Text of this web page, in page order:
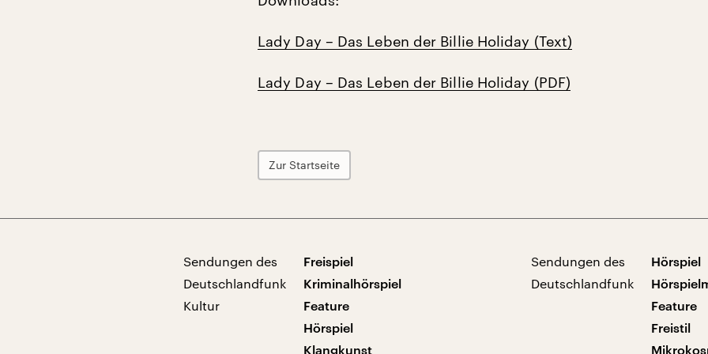
Lady Day – Das Leben der Billie Holiday (Text)
Lady Day – Das Leben der Billie Holiday (PDF)
Zur Startseite
Sendungen des
Deutschlandfunk
Kultur
Freispiel
Kriminalhörspiel
Feature
Hörspiel
Klangkunst
Sendungen des
Deutschlandfunk
Hörspiel
Feature
Freistil